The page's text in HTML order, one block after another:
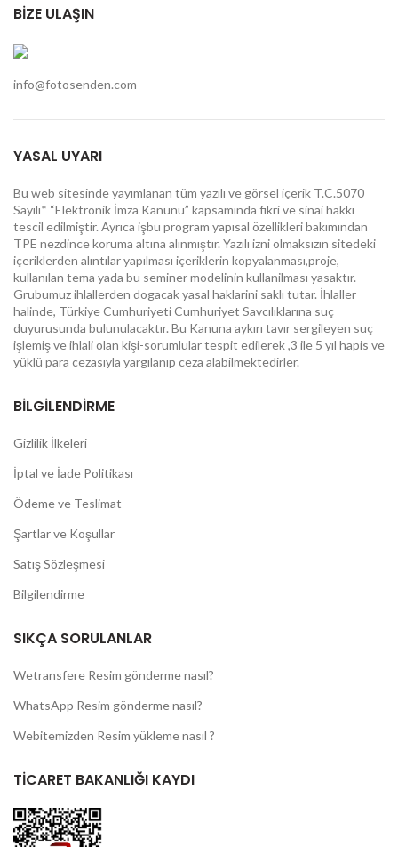
BİZE ULAŞIN
info@fotosenden.com
YASAL UYARI
Bu web sitesinde yayımlanan tüm yazılı ve görsel içerik T.C.5070
Sayılı* “Elektronik İmza Kanunu” kapsamında fikri ve sinai hakkı
tescil edilmiştir. Ayrıca işbu program yapısal özellikleri bakımından
TPE nezdince koruma altına alınmıştır. Yazılı izni olmaksızın sitedeki
içeriklerden alıntılar yapılması içeriklerin kopyalanması,proje,
kullanılan tema yada bu seminer modelinin kullanilması yasaktır.
Grubumuz ihlallerden dogacak yasal haklarini saklı tutar. İhlaller
halinde, Türkiye Cumhuriyeti Cumhuriyet Savcılıklarına suç
duyurusunda bulunulacaktır. Bu Kanuna aykırı tavır sergileyen suç
işlemiş ve ihlali olan kişi-sorumlular tespit edilerek ,3 ile 5 yıl hapis ve
yüklü para cezasıyla yargılanıp ceza alabilmektedirler.
BİLGİLENDİRME
Gizlilik İlkeleri
İptal ve İade Politikası
Ödeme ve Teslimat
Şartlar ve Koşullar
Satış Sözleşmesi
Bilgilendirme
SIKÇA SORULANLAR
Wetransfere Resim gönderme nasıl?
WhatsApp Resim gönderme nasıl?
Webitemizden Resim yükleme nasıl ?
TİCARET BAKANLIĞI KAYDI